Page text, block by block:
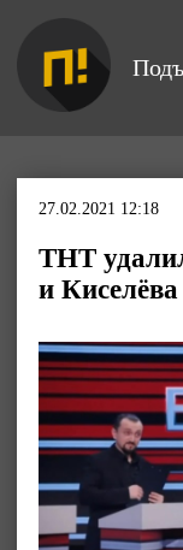
27.02.2021 12:18
ТНТ
и Киселёва